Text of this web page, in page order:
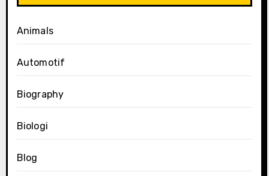
Animals
Automotif
Biography
Biologi
Blog